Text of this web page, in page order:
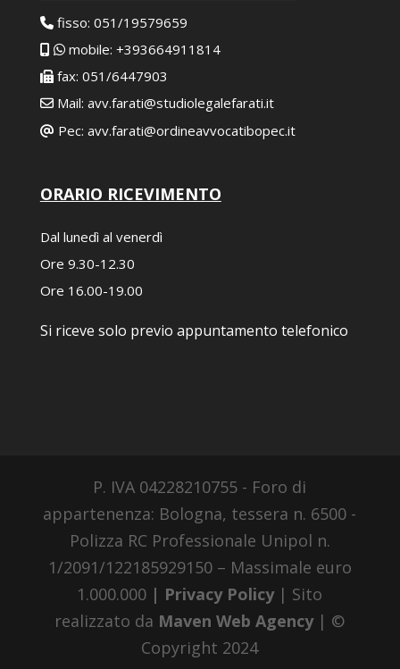
fisso: 051/19579659
mobile: +393664911814
fax: 051/6447903
Mail: avv.farati@studiolegalefarati.it
Pec: avv.farati@ordineavvocatibopec.it
ORARIO RICEVIMENTO
Dal lunedì al venerdì
Ore 9.30-12.30
Ore 16.00-19.00
Si riceve solo previo appuntamento telefonico
P. IVA 04228210755 - Foro di
appartenenza: Bologna, tessera n. 6500 -
Polizza RC Professionale Unipol n.
1/2091/122185929150 – Massimale euro
1.000.000 | Privacy Policy| Sito
realizzato da Maven Web Agency| ©
Copyright 2024